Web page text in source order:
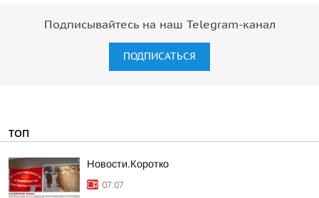
Подписывайтесь на наш Telegram-канал
ПОДПИСАТЬСЯ
ТОП
Новости.Коротко
07:07